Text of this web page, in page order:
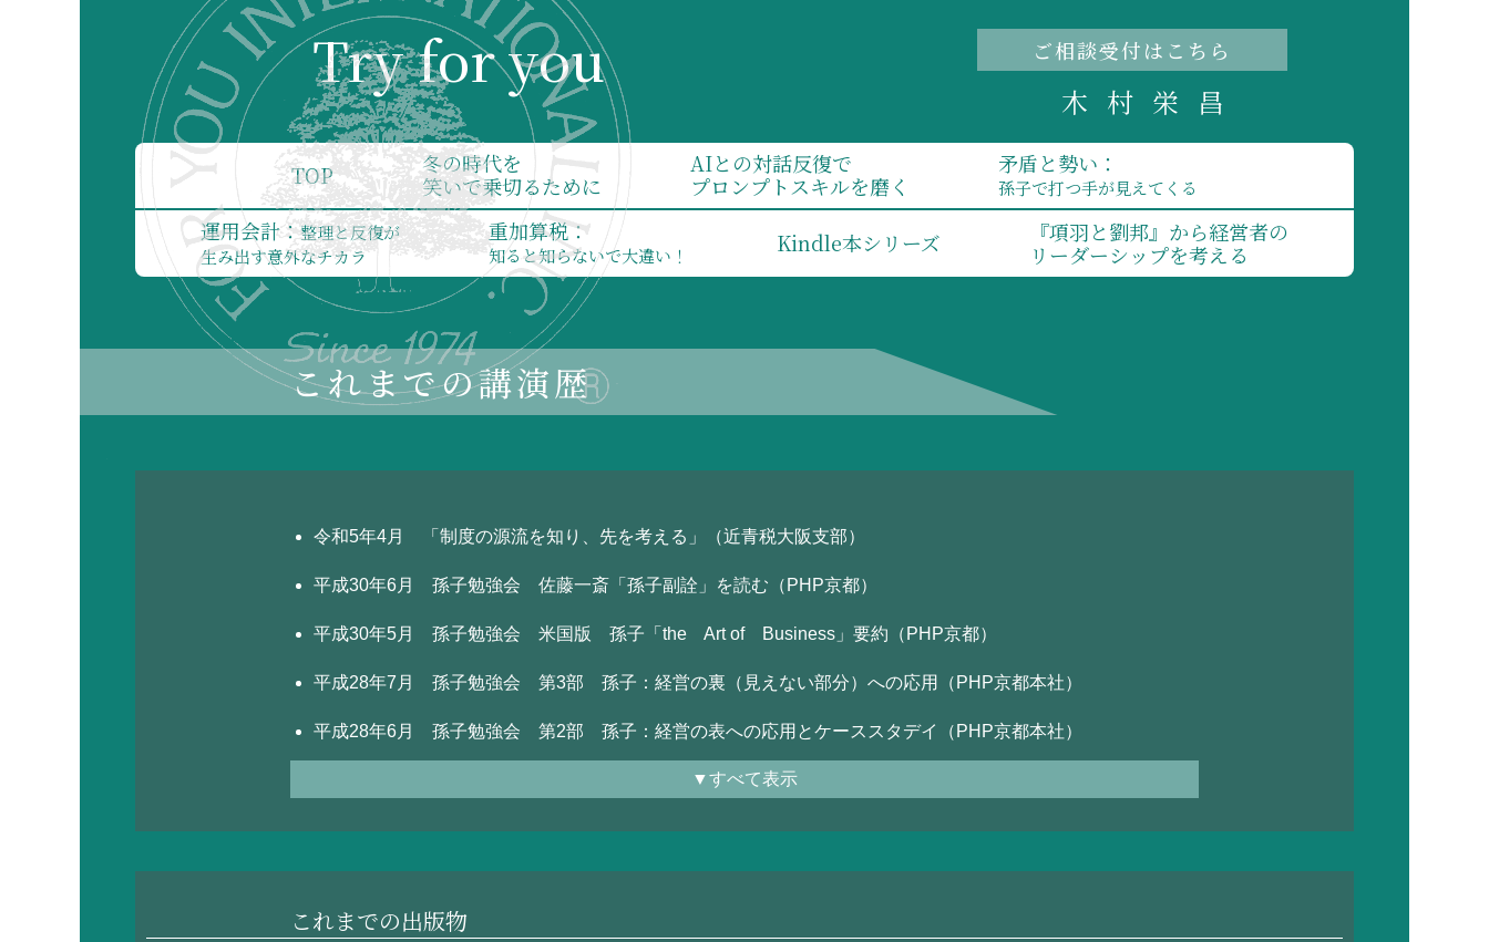
Try for you
木村栄昌
ご相談受付はこちら
TOP
冬の時代を
笑いで乗切るために
AIとの対話反復で
プロンプトスキルを磨く
矛盾と勢い：
孫子で打つ手が見えてくる
運用会計： 整理と反復が
生み出す意外なチカラ
重加算税：
知ると知らないで大違い！ Kindle本シリーズ
『項羽と劉邦』から経営者の
リーダーシップを考える
これまでの講演歴
令和5年4月 「制度の源流を知り、先を考える」（近青税大阪支部）
平成30年6月 孫子勉強会 佐藤一斎「孫子副詮」を読む（PHP京都）
平成30年5月 孫子勉強会 米国版 孫子「the Art of Business」要約（PHP京都）
平成28年7月 孫子勉強会 第3部 孫子：経営の裏（見えない部分）への応用（PHP京都本社）
平成28年6月 孫子勉強会 第2部 孫子：経営の表への応用とケーススタデイ（PHP京都本社）
平成28年5月 孫子勉強会 １部 孫子の入門・応用の序（PHP京都本社）
平成21年2月「税理士という仕事」（大阪府立春日丘高校 藤蔭講座）
平成20年12月「事業承継をめぐる動き〜新承継法は使えるか？」（日本ヘルス江坂ビル会議室）
平成20年9月「08年後半の経営者のチェックポイント！」（日本ヘルス江坂ビル会議室）
▼すべて表示
これまでの出版物